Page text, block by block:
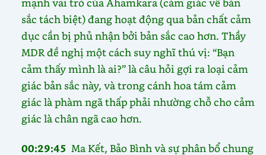
sắc tách biệt) đang hoạt động qua bản chất cảm
dục cần bị phủ nhận bởi bản sắc cao hơn. Thầy
MDR đề nghị một cách suy nghĩ thú vị: “Bạn
cảm thấy mình là ai?” là câu hỏi gợi ra loại cảm
giác bản sắc này, và trong cánh hoa tám cảm
giác là phàm ngã thấp phải nhường chỗ cho cảm
giác là chân ngã cao hơn.
00:29:45 Ma Kết, Bảo Bình và sự phân bổ chung